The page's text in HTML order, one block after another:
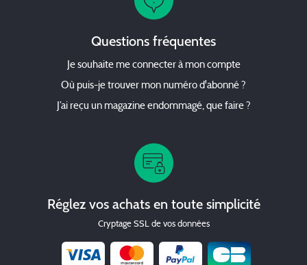
Questions fréquentes
Je souhaite me connecter à mon compte
Où puis-je trouver mon numéro d'abonné ?
J’ai reçu un magazine endommagé, que faire ?
Réglez vos achats en toute simplicité
Cryptage SSL de vos données